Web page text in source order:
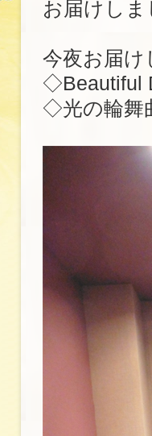
お届けしま
今夜お届け
◇Beautiful
◇光の輪舞